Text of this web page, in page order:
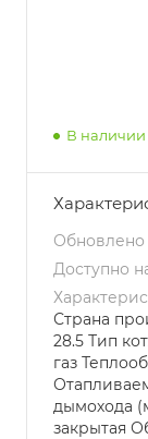
В наличии
Обновлено
Доступно
Страна
28.5 Тип
газ
дымохода
закрытая